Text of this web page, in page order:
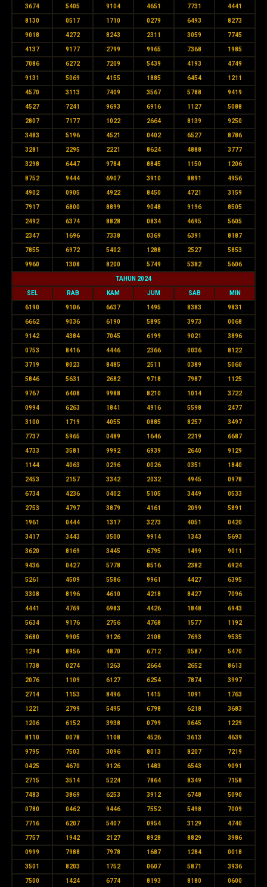
3674 5405 9104 4651 7731 4441
8130 0517 1710 0279 6493 8273
9018 4272 8243 2311 3059 7745
4137 9177 2799 9965 7368 1985
7086 6272 7209 5439 4193 4749
9131 5069 4155 1885 6454 1211
4570 3113 7409 3567 5788 9419
4527 7241 9693 6916 1127 5088
2807 7177 1022 2664 8139 9250
3483 5196 4521 0402 6527 8786
3281 2295 2221 8624 4888 3777
3298 6447 9784 8845 1150 1206
8752 9444 6907 3910 8891 4956
4902 0905 4922 8450 4721 3159
7917 6800 8899 9048 9196 8505
2492 6374 8828 0834 4695 5605
2347 1696 7338 0369 6391 8187
7855 6972 5402 1288 2527 5853
9960 1308 8200 5749 5382 5606
TAHUN 2024
SEL RAB KAM JUM SAB MIN
6190 9106 6637 1495 8383 9831
6662 9036 6190 5895 3973 0068
9142 4384 7045 6199 9021 3896
0753 8416 4446 2366 0036 8122
3719 8023 8485 2511 0389 5060
5846 5631 2682 9718 7987 1125
9767 6408 9988 8210 1014 3722
0994 6263 1841 4916 5598 2477
3100 1719 4055 0885 8257 3497
7737 5965 0489 1646 2219 6687
4733 3581 9992 6939 2640 9129
1144 4063 0296 0026 0351 1840
2453 2157 3342 2032 4945 0978
6734 4236 0402 5105 3449 0533
2753 4797 3879 4161 2099 5891
1961 0444 1317 3273 4051 0420
3417 3443 0500 9914 1343 5693
3620 8169 3445 6795 1499 9011
9436 0427 5778 8516 2382 6924
5261 4509 5586 9961 4427 6395
3308 8196 4610 4218 8427 7096
4441 4769 6983 4426 1848 6943
5634 9176 2756 4768 1577 1192
3680 9905 9126 2108 7693 9535
1294 8956 4870 6712 0587 5470
1738 0274 1263 2664 2652 8613
2076 1109 6127 6254 7874 3997
2714 1153 8496 1415 1091 1763
1221 2799 5495 6798 6218 3683
1206 6152 3938 0799 0645 1229
8110 0078 1108 4526 3613 4639
9795 7503 3096 8013 8207 7219
0425 4670 9126 1483 6543 9091
2715 3514 5224 7864 8349 7158
7483 3869 6253 3912 6748 5090
0780 0462 9446 7552 5498 7009
7716 6207 5407 0954 3129 4740
7757 1942 2127 8928 8829 3986
0999 7988 7978 1687 1284 0018
3501 8203 1752 0607 5871 3936
7500 1424 6774 8193 8180 0600